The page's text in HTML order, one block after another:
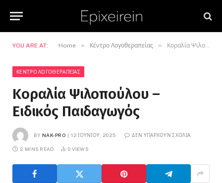
YOU ARE AT: Home » Κέντρο Λογοθεραπείας » Κοραλία Ψιλοπούλου – Ειδικός Παιδαγωγός
ΚΈΝΤΡΟ ΛΟΓΟΘΕΡΑΠΕΊΑΣ
Κοραλία Ψιλοπούλου –
Ειδικός Παιδαγωγός
BY NAK-PRO 12 ΙΟΥΝΊΟΥ, 2025 ΔΕΝ ΥΠΆΡΧΟΥΝ ΣΧΌΛΙΑ
2 MINS READ 0 VIEWS